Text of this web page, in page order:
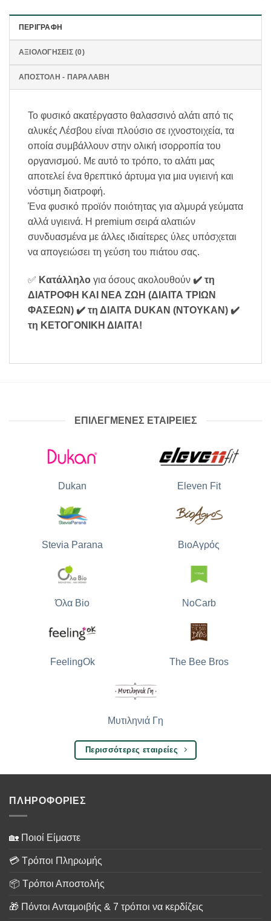
ΠΕΡΙΓΡΑΦΉ
ΑΞΙΟΛΟΓΉΣΕΙΣ (0)
ΑΠΟΣΤΟΛΗ - ΠΑΡΑΛΑΒΗ
Το φυσικό ακατέργαστο θαλασσινό αλάτι από τις
αλυκές Λέσβου είναι πλούσιο σε ιχνοστοιχεία, τα
οποία συμβάλλουν στην ολική ισορροπία του
οργανισμού. Με αυτό το τρόπο, το αλάτι μας
αποτελεί ένα θρεπτικό άρτυμα για μια υγιεινή και
νόστιμη διατροφή.
Ένα φυσικό προϊόν ποιότητας για αλμυρά γεύματα
αλλά υγιεινά. Η premium σειρά αλατιών
συνδυασμένα με άλλες ιδιαίτερες ύλες υπόσχεται
να απογειώσει τη γεύση του πιάτου σας.
✅ Κατάλληλο για όσους ακολουθούν ✔️ τη
ΔΙΑΤΡΟΦΗ ΚΑΙ ΝΕΑ ΖΩΗ (ΔΙΑΙΤΑ ΤΡΙΩΝ
ΦΑΣΕΩΝ) ✔️ τη ΔΙΑΙΤΑ DUKAN (ΝΤΟΥΚΑΝ) ✔️
τη ΚΕΤΟΓΟΝΙΚΗ ΔΙΑΙΤΑ!
ΕΠΙΛΕΓΜΕΝΕΣ ΕΤΑΙΡΕΙΕΣ
Dukan Eleven Fit
Stevia Parana ΒιοΑγρός
Όλα Bio NoCarb
FeelingOk The Bee Bros
Μυτιληνιά Γη
Περισσότερες εταιρείες
ΠΛΗΡΟΦΟΡΙΕΣ
🏡 Ποιοί Είμαστε
💳 Τρόποι Πληρωμής
📦 Τρόποι Αποστολής
🎁 Πόντοι Ανταμοιβής & 7 τρόποι να κερδίζεις